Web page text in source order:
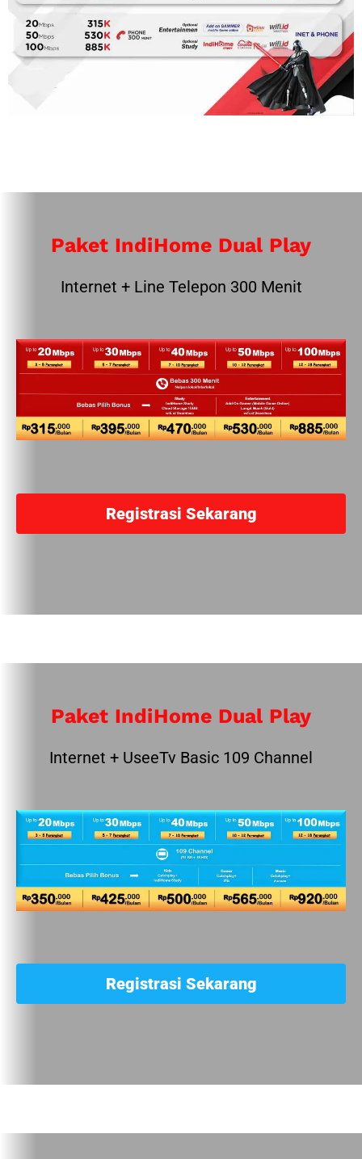
Paket IndiHome Dual Play
Internet + Line Telepon 300 Menit
Registrasi Sekarang
Paket IndiHome Dual Play
Internet + UseeTv Basic 109 Channel
Registrasi Sekarang